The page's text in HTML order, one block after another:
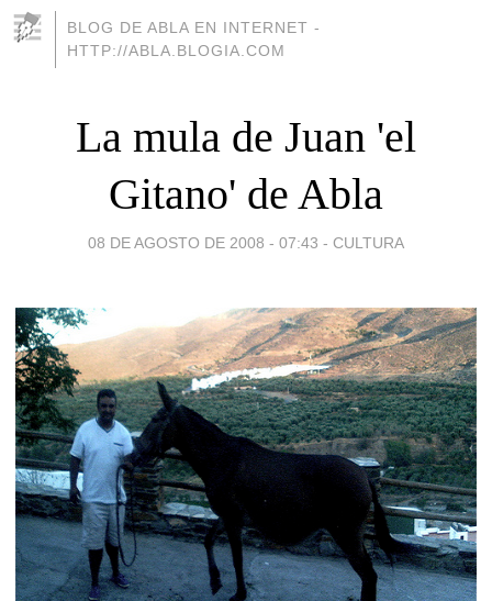
BLOG DE ABLA EN INTERNET -
HTTP://ABLA.BLOGIA.COM
La mula de Juan 'el
Gitano' de Abla
08 DE AGOSTO DE 2008 - 07:43 - CULTURA